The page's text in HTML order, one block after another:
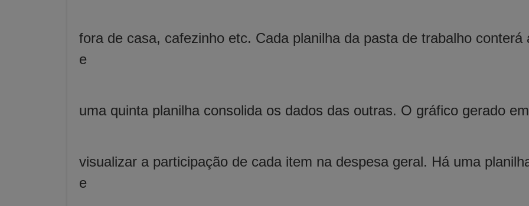
fora de casa, cafezinho etc. Cada planilha da pasta de trabalho
e
uma quinta planilha consolida os dados das outras. O gráfico gerado
visualizar a participação de cada item na despesa geral. Há uma
e